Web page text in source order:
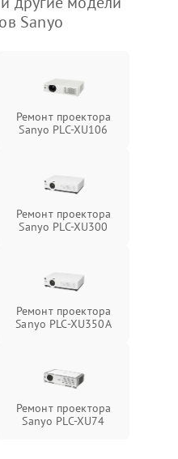
Sanyo
Ремонт проектора
Sanyo PLC-XU106
Ремонт проектора
Sanyo PLC-XU300
Ремонт проектора
Sanyo PLC-XU350A
Ремонт проектора
Sanyo PLC-XU74